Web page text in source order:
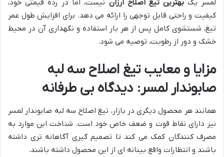
لمسر یکبهترین تیغ اصلاح ارزان نیست، اما در رده قیمتی خود،
کیفیت و راحتی قابل توجهی را ارائه می دهد. برای افزایش طول عمر
تیغ، شستشوی کامل پس از هر بار استفاده و نگهداری آن در محیط
خشک و دور از رطوبت، توصیه می شود.
مزایا و معایب تیغ اصلاح سه لبه
صابوندار لمسر: دیدگاه بی طرفانه
همانند هر محصول دیگری در بازار، تیغ اصلاح سه لبه صابوندار لمسر
نیز دارای نقاط قوت و ضعف خاص خود است. شناخت این موارد به
مصرف کنندگان کمک می کند تا تصمیم گیری آگاهانه تری داشته
باشند و انتظارات واقع بینانه ای از این محصول داشته باشند.